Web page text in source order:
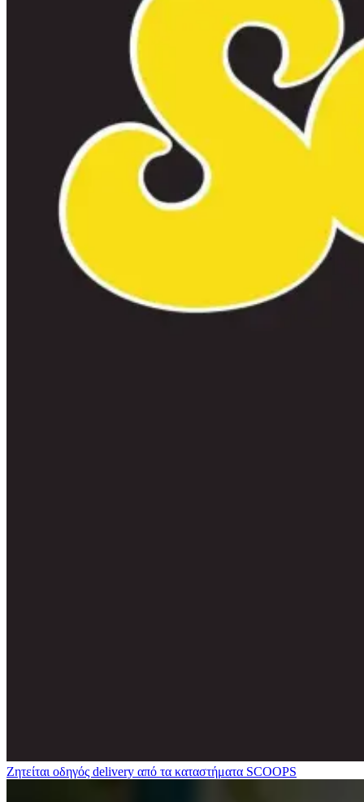
Ζητείται οδηγός delivery από τα καταστήματα SCOOPS